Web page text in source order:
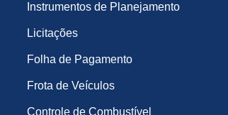
Instrumentos de Planejamento
Licitações
Folha de Pagamento
Frota de Veículos
Controle de Combustível